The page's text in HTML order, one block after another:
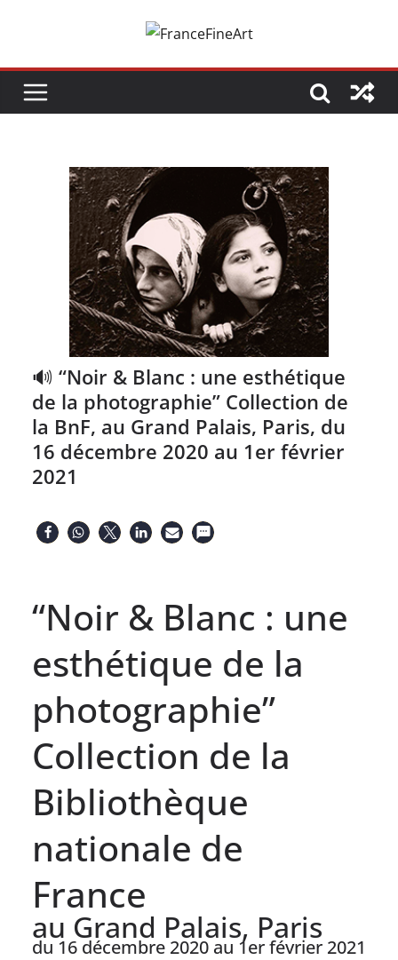
🔊 “Noir & Blanc : une esthétique
de la photographie” Collection de
la BnF, au Grand Palais, Paris, du
16 décembre 2020 au 1er février
2021
“Noir & Blanc : une
esthétique de la
photographie”
Collection de la
Bibliothèque
nationale de
France
au Grand Palais, Paris
du 16 décembre 2020 au 1er février 2021